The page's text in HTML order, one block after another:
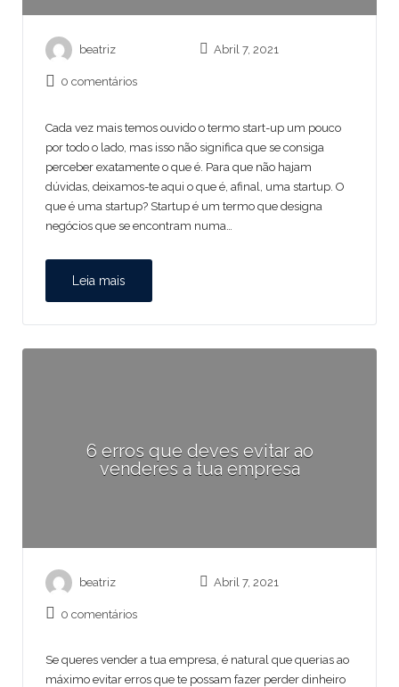
beatriz Abril 7, 2021
0 comentários
Cada vez mais temos ouvido o termo start-up um pouco
por todo o lado, mas isso não significa que se consiga
perceber exatamente o que é. Para que não hajam
dúvidas, deixamos-te aqui o que é, afinal, uma startup. O
que é uma startup? Startup é um termo que designa
negócios que se encontram numa…
Leia mais
6 erros que deves evitar ao
venderes a tua empresa
beatriz Abril 7, 2021
0 comentários
Se queres vender a tua empresa, é natural que querias ao
máximo evitar erros que te possam fazer perder dinheiro